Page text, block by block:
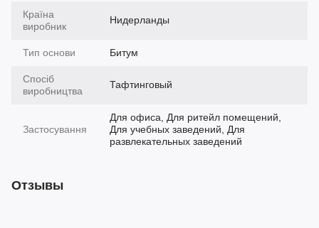
Країна
виробник
Нидерланды
Тип основи Битум
Спосіб
виробництва
Тафтинговый
Застосування
Для офиса, Для ритейл помещений,
Для учебных заведений, Для
развлекательных заведений
Отзывы